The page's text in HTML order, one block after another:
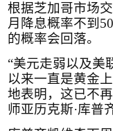
根据芝加哥市场
月降息概率不到
的概率会回落。
“美元走弱以及美
以来一直是黄金
地表明，这已不
师亚历克斯·库普